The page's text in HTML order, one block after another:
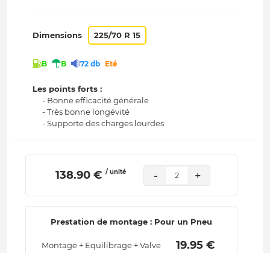
Dimensions 225/70 R 15
B B 72 db Eté
Les points forts :
- Bonne efficacité générale
- Très bonne longévité
- Supporte des charges lourdes
138.90 € / unité - 2 +
Prestation de montage : Pour un Pneu
Montage + Equilibrage + Valve 19.95 €